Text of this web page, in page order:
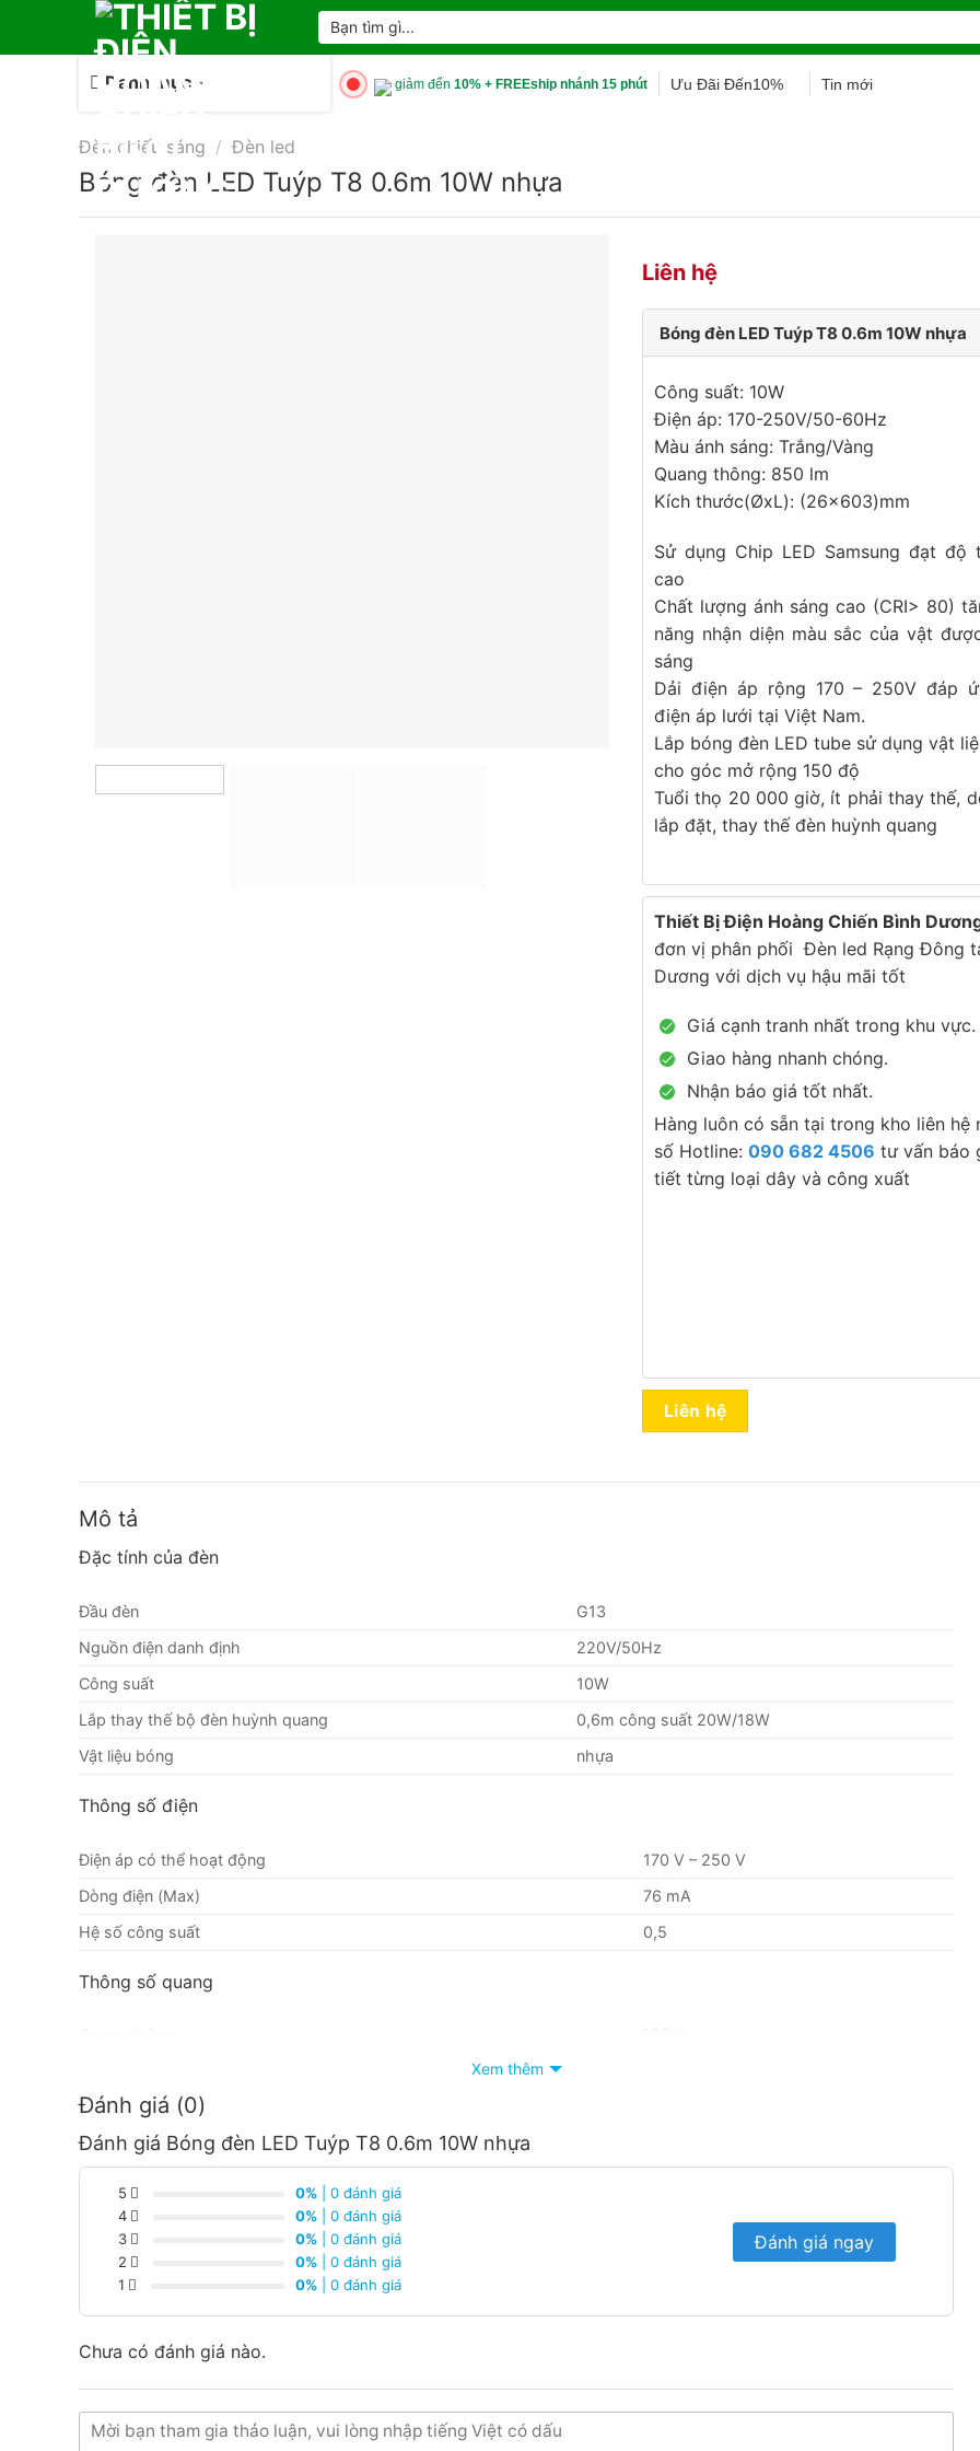
Tìm
kiếm:
Danh mục giảm đến 10% + FREEship nhánh 15 phút Ưu Đãi Đến10% Tin mới
Đèn chiếu sáng / Đèn led
Bóng đèn LED Tuýp T8 0.6m 10W nhựa
Liên hệ
Bóng đèn LED Tuýp T8 0.6m 10W nhựa
Công suất: 10W
Điện áp: 170-250V/50-60Hz
Màu ánh sáng: Trắng/Vàng
Quang thông: 850 lm
Kích thước(ØxL): (26×603)mm
Sử dụng Chip LED Samsung đạt độ
cao
Chất lượng ánh sáng cao (CRI> 80)
năng nhận diện màu sắc của vật
sáng
Dải điện áp rộng 170 – 250V đáp
điện áp lưới tại Việt Nam.
Lắp bóng đèn LED tube sử dụng vật
cho góc mở rộng 150 độ
Tuổi thọ 20 000 giờ, ít phải thay thế,
lắp đặt, thay thế đèn huỳnh quang
Thiết Bị Điện Hoàng Chiến Bình
đơn vị phân phối Đèn led Rạng Đông
Dương với dịch vụ hậu mãi tốt
Giá cạnh tranh nhất trong khu vực.
Giao hàng nhanh chóng.
Nhận báo giá tốt nhất.
Hàng luôn có sẵn tại trong kho liên hệ
số Hotline: 090 682 4506 tư vấn báo
tiết từng loại dây và công xuất
Liên hệ
Mô tả
Đặc tính của đèn
Đầu đèn
G13
Nguồn điện danh định
220V/50Hz
Công suất
10W
Lắp thay thế bộ đèn huỳnh quang
0,6m công suất 20W/18W
Vật liệu bóng
nhựa
Thông số điện
Điện áp có thể hoạt động
170 V – 250 V
Dòng điện (Max)
76 mA
Hệ số công suất
0,5
Thông số quang
Màu ánh sáng
Hệ số trả màu (CRI)
Tuổi thọ
Tuổi thọ đèn
Chu kỳ tắt/bật
Mức tiêu thụ điện 1000 giờ
10 kWh
Mức hiệu suất năng lượng
Xem thêm
Đánh giá (0)
Đánh giá Bóng đèn LED Tuýp T8 0.6m 10W nhựa
5 0% | 0 đánh giá
4
0% | 0 đánh giá
3
0% | 0 đánh giá
2
0% | 0 đánh giá
1
0% | 0 đánh giá
Đánh giá ngay
Chưa có đánh giá nào.